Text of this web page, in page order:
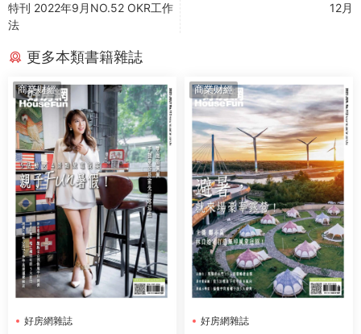
特刊 2022年9月NO.52 OKR工作
法
12月
更多本類書籍雜誌
商業财經
好房網雜誌
商業财經
好房網雜誌